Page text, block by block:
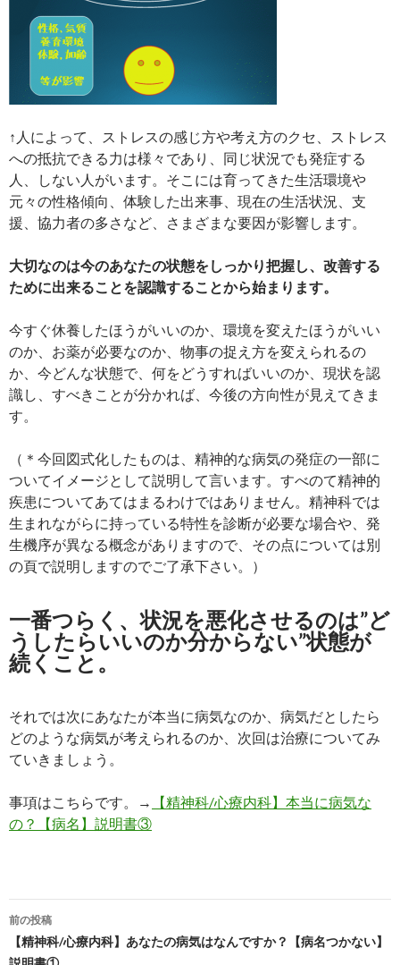
↑人によって、ストレスの感じ方や考え方のクセ、ストレス
への抵抗できる力は様々であり、同じ状況でも発症する
人、しない人がいます。そこには育ってきた生活環境や
元々の性格傾向、体験した出来事、現在の生活状況、支
援、協力者の多さなど、さまざまな要因が影響します。
大切なのは今のあなたの状態をしっかり把握し、改善する
ために出来ることを認識することから始まります。
今すぐ休養したほうがいいのか、環境を変えたほうがいい
のか、お薬が必要なのか、物事の捉え方を変えられるの
か、今どんな状態で、何をどうすればいいのか、現状を認
識し、すべきことが分かれば、今後の方向性が見えてきま
す。
（＊今回図式化したものは、精神的な病気の発症の一部に
ついてイメージとして説明して言います。すべのて精神的
疾患についてあてはまるわけではありません。精神科では
生まれながらに持っている特性を診断が必要な場合や、発
生機序が異なる概念がありますので、その点については別
の頁で説明しますのでご了承下さい。）
一番つらく、状況を悪化させるのは”ど
うしたらいいのか分からない”状態が
続くこと。
それでは次にあなたが本当に病気なのか、病気だとしたら
どのような病気が考えられるのか、次回は治療についてみ
ていきましょう。
事項はこちらです。→
【精神科/心療内科】本当に病気な
の？【病名】説明書③
投
稿
前の投稿
【精神科/心療内科】あなたの病気はなんですか？【病名つかない】